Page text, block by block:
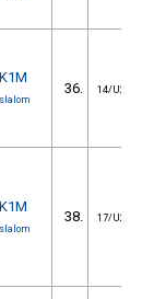
K1M
slalom
36. 14/U23
K1M
slalom
38. 17/U23